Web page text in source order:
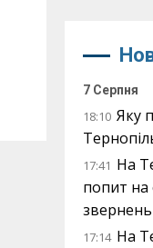
7 Серпня
18:10 Яку
17:41 На
попит на
звернень
17:14 На